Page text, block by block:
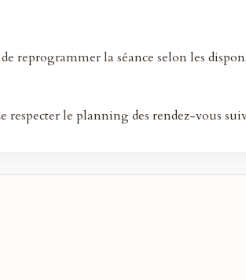
reprogrammer la séance selon les
le planning des rendez-vous